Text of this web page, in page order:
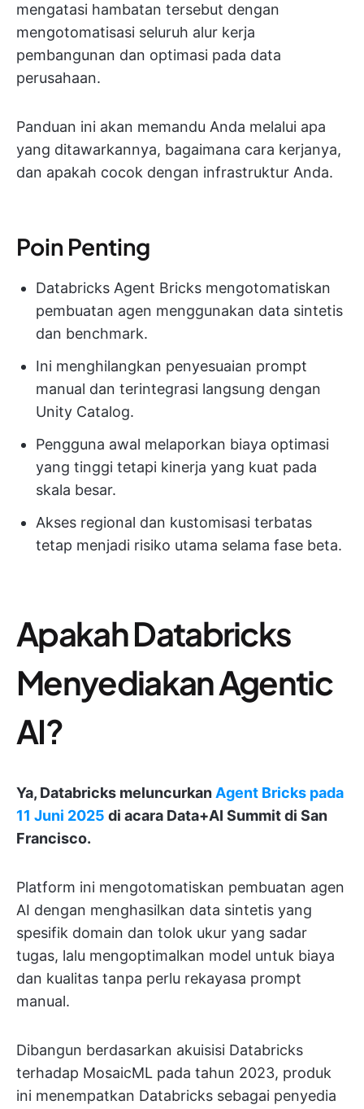
mengatasi hambatan tersebut dengan
mengotomatisasi seluruh alur kerja
pembangunan dan optimasi pada data
perusahaan.
Panduan ini akan memandu Anda melalui apa
yang ditawarkannya, bagaimana cara kerjanya,
dan apakah cocok dengan infrastruktur Anda.
Poin Penting
Databricks Agent Bricks mengotomatiskan
pembuatan agen menggunakan data sintetis
dan benchmark.
Ini menghilangkan penyesuaian prompt
manual dan terintegrasi langsung dengan
Unity Catalog.
Pengguna awal melaporkan biaya optimasi
yang tinggi tetapi kinerja yang kuat pada
skala besar.
Akses regional dan kustomisasi terbatas
tetap menjadi risiko utama selama fase beta.
Apakah Databricks
Menyediakan Agentic
AI?
Ya, Databricks meluncurkan Agent Bricks pada
11 Juni 2025 di acara Data+AI Summit di San
Francisco.
Platform ini mengotomatiskan pembuatan agen
AI dengan menghasilkan data sintetis yang
spesifik domain dan tolok ukur yang sadar
tugas, lalu mengoptimalkan model untuk biaya
dan kualitas tanpa perlu rekayasa prompt
manual.
Dibangun berdasarkan akuisisi Databricks
terhadap MosaicML pada tahun 2023, produk
ini menempatkan Databricks sebagai penyedia